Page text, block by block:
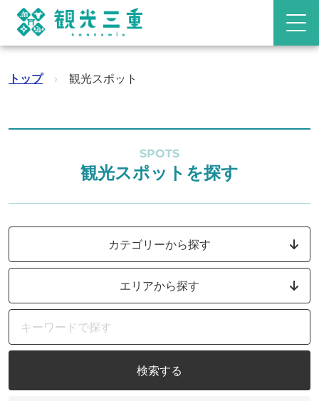
トップ › 観光スポット
SPOTS
観光スポットを探す
カテゴリーから探す
エリアから探す
検索する